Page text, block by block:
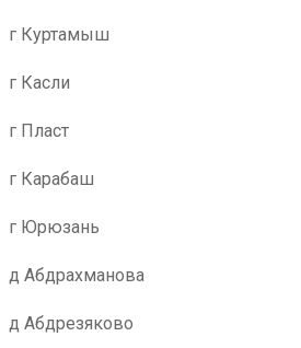
г Куртамыш
г Касли
г Пласт
г Карабаш
г Юрюзань
д Абдрахманова
д Абдрезяково